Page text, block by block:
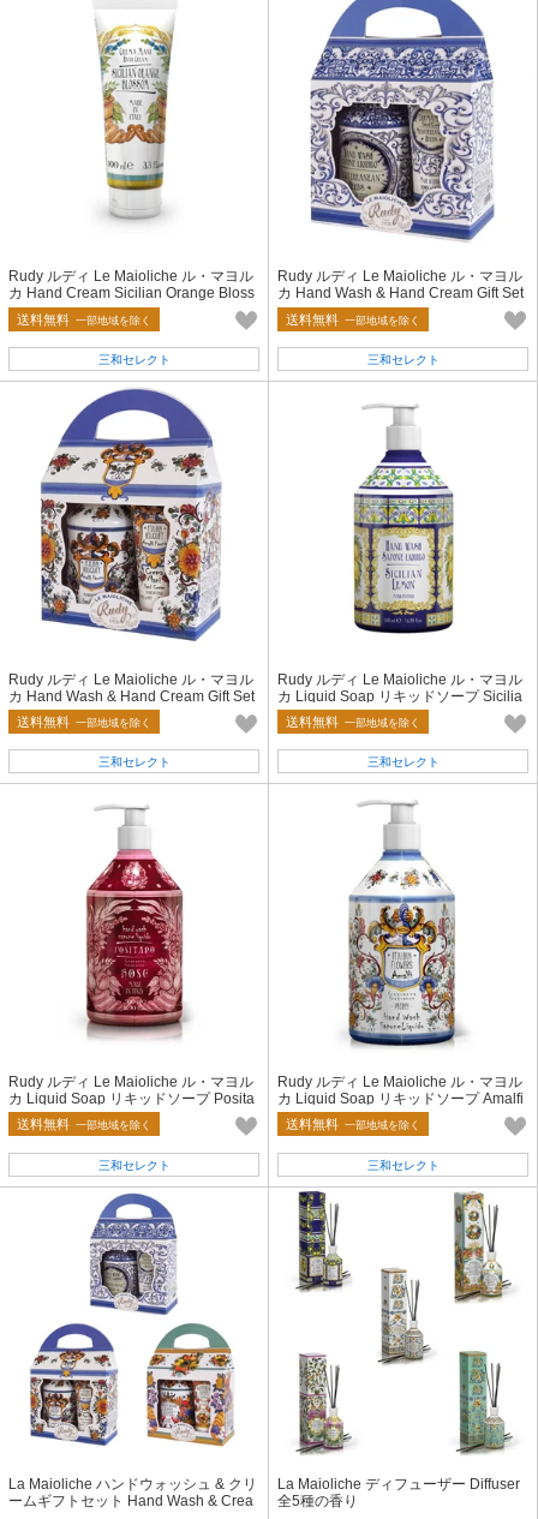
Rudy ルディ Le Maioliche ル・マヨル
カ Hand Cream Sicilian Orange Bloss
om
送料無料 一部地域を除く
三和セレクト
Rudy ルディ Le Maioliche ル・マヨル
カ Hand Wash & Hand Cream Gift Set
Mediterranean Herbs
送料無料 一部地域を除く
三和セレクト
Rudy ルディ Le Maioliche ル・マヨル
カ Hand Wash & Hand Cream Gift Set
Amalfi Peony
送料無料 一部地域を除く
三和セレクト
Rudy ルディ Le Maioliche ル・マヨル
カ Liquid Soap リキッドソープ Sicilia
n Lemon
送料無料 一部地域を除く
三和セレクト
Rudy ルディ Le Maioliche ル・マヨル
カ Liquid Soap リキッドソープ Posita
no Rose
送料無料 一部地域を除く
三和セレクト
Rudy ルディ Le Maioliche ル・マヨル
カ Liquid Soap リキッドソープ Amalfi
Peony
送料無料 一部地域を除く
三和セレクト
La Maioliche ハンドウォッシュ & クリ
ームギフトセット Hand Wash & Crea
La Maioliche ディフューザー Diffuser
全5種の香り